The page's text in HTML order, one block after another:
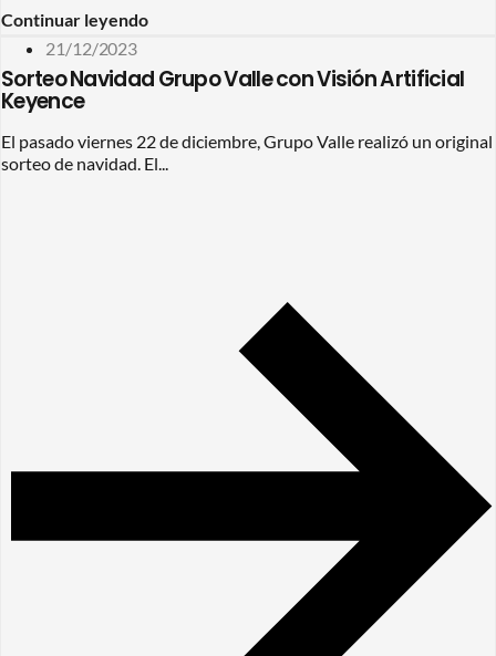
Continuar leyendo
21/12/2023
Sorteo Navidad Grupo Valle con Visión Artificial
Keyence
El pasado viernes 22 de diciembre, Grupo Valle realizó un original
sorteo de navidad. El...